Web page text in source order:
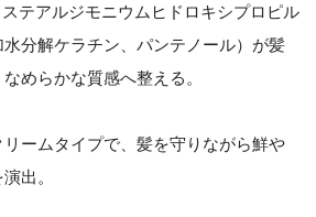
テアルジモニウムヒドロキシプロピル
分解ケラチン、パンテノール）が髪
めらかな質感へ整える。
ームタイプで、髪を守りながら鮮や
出。